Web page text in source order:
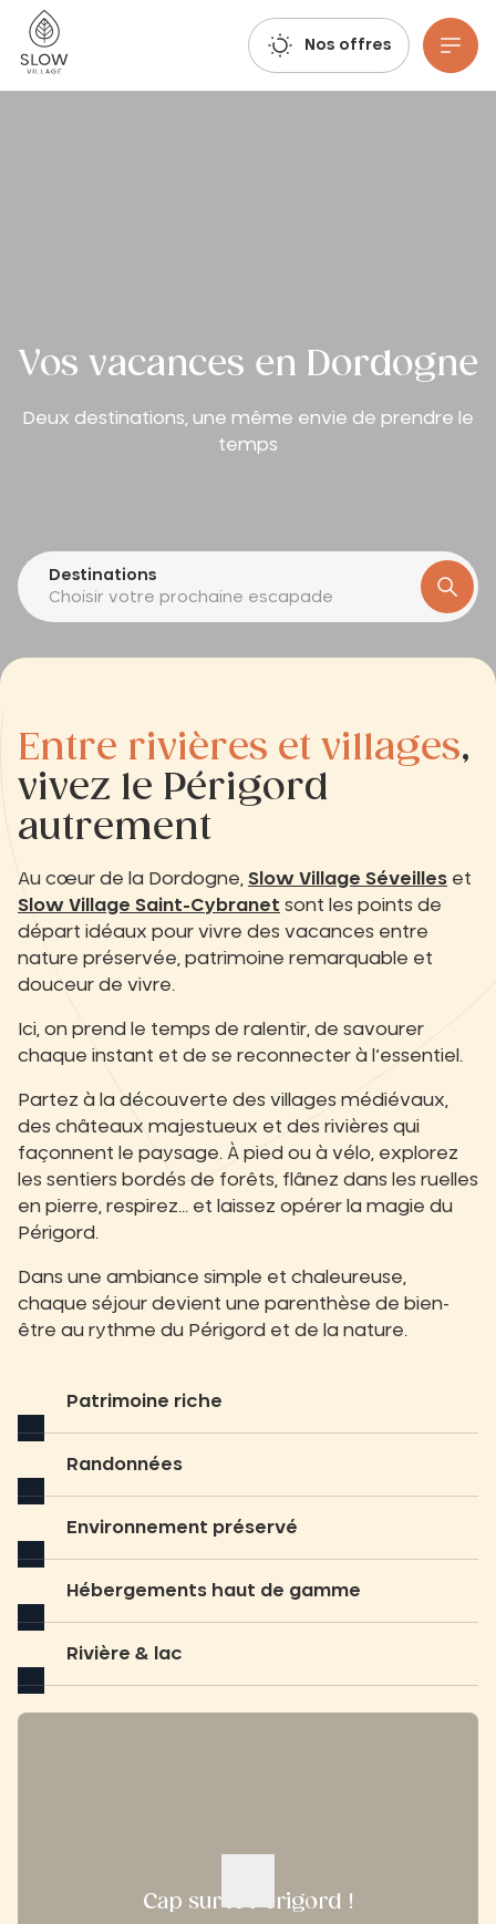
Respirez, imaginez, réservez : les réservations estivales 2027 sont déjà ouvertes !
Nos offres
Vos vacances en Dordogne
Deux destinations, une même envie de prendre le
temps
Destinations
Choisir votre prochaine escapade
Cap sur le Périgord !
Entre rivières et villages,
vivez le Périgord
autrement
Au cœur de la Dordogne, Slow Village Séveilles et
Slow Village Saint-Cybranet sont les points de
départ idéaux pour vivre des vacances entre
nature préservée, patrimoine remarquable et
douceur de vivre.
Ici, on prend le temps de ralentir, de savourer
chaque instant et de se reconnecter à l’essentiel.
Partez à la découverte des villages médiévaux,
des châteaux majestueux et des rivières qui
façonnent le paysage. À pied ou à vélo, explorez
les sentiers bordés de forêts, flânez dans les ruelles
en pierre, respirez… et laissez opérer la magie du
Périgord.
Dans une ambiance simple et chaleureuse,
chaque séjour devient une parenthèse de bien-
être au rythme du Périgord et de la nature.
Patrimoine riche
Randonnées
Environnement préservé
Hébergements haut de gamme
Rivière & lac